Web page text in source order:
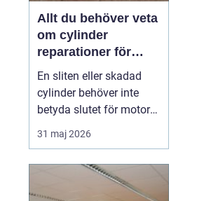
Allt du behöver veta
om cylinder
reparationer för
motorcyklar och
snöskotrar
En sliten eller skadad
cylinder behöver inte
betyda slutet för motorn.
Med rätt kunskap,
noggrann felsökning och
det ofta att rädda även
hårt drabbade motorer.
31 maj 2026